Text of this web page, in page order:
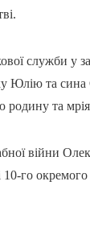
служби у
та сина
родину та
війни
10-го